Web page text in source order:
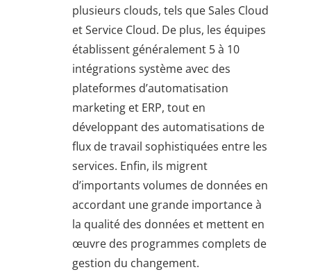
plusieurs clouds, tels que Sales Cloud
et Service Cloud. De plus, les équipes
établissent généralement 5 à 10
intégrations système avec des
plateformes d’automatisation
marketing et ERP, tout en
développant des automatisations de
flux de travail sophistiquées entre les
services. Enfin, ils migrent
d’importants volumes de données en
accordant une grande importance à
la qualité des données et mettent en
œuvre des programmes complets de
gestion du changement.